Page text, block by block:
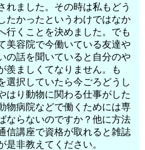
れました。その時は私もどう
たかったというわけではなか
行くことを決めました。でも
美容院で今働いている友達や
の話を聞いていると自分のや
羨ましくてなりません。も
選択していたら今ごろどうし
はり動物に関わる仕事がした
物病院などで働くためには専
ならないのですか？他に方法
信講座で資格が取れると雑誌
是非教えてください。